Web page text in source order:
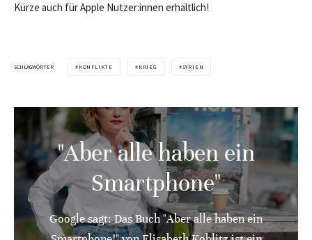
Kürze auch für Apple Nutzer:innen erhältlich!
SCHLAGWÖRTER KONFLIKTE KRIEG SYRIEN
"Aber alle haben ein
Smartphone"
Google sagt: Das Buch "Aber alle haben ein